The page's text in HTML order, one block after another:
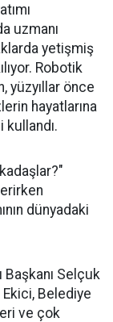
uzmanı
yetişmiş
Robotik
yüzyıllar önce
hayatlarına
kullandı.
dünyadaki
Başkanı Selçuk
Ekici, Belediye
ve çok